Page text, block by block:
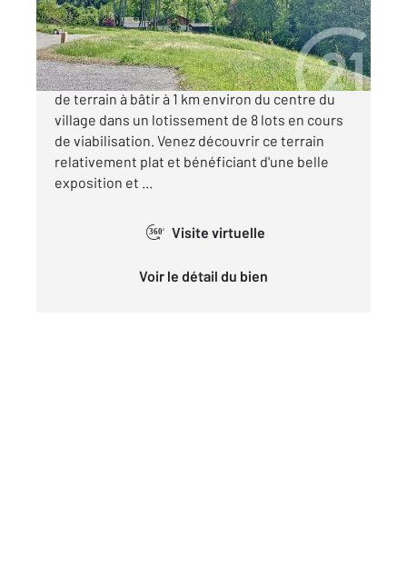
340 000 €
SAINT GERVAIS MONT-BLANC, belle parcelle
de terrain à bâtir à 1 km environ du centre du
village dans un lotissement de 8 lots en cours
de viabilisation. Venez découvrir ce terrain
relativement plat et bénéficiant d'une belle
exposition et ...
360° Visite virtuelle
Voir le détail du bien